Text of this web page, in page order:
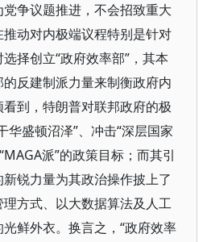
争议题推进，不会招致重大
动对内极端议程特别是针对
择创立“政府效率部”，其本
反建制派力量来制衡政府内
到，特朗普对联邦政府的极
华盛顿沼泽”、冲击“深层国家
派”的政策目标；而其引
锐力量为其政治操作披上了
方式、以大数据算法及人工
鲜外衣。换言之，“政府效率